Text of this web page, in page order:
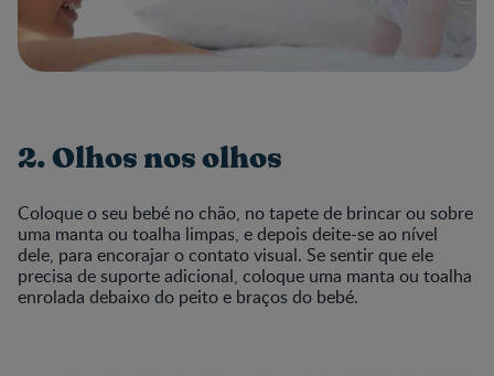
2. Olhos nos olhos
Coloque o seu bebé no chão, no tapete de brincar ou sobre
uma manta ou toalha limpas, e depois deite-se ao nível
dele, para encorajar o contato visual. Se sentir que ele
precisa de suporte adicional, coloque uma manta ou toalha
enrolada debaixo do peito e braços do bebé.